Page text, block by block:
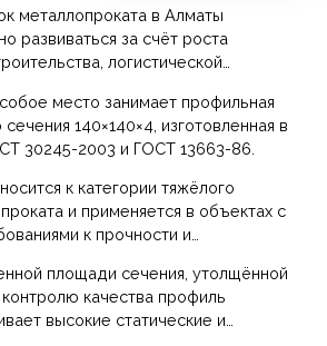
металлопроката в Алматы
развиваться за счёт роста
логистической
проектов. Возведение
ангаров, производственных
центров, терминалов и технических
применения материалов с
способностью, стабильной
сроком службы.
место занимает профильная
140×140×4, изготовленная в
30245-2003 и ГОСТ 13663-86.
к категории тяжёлого
и применяется в объектах с
к прочности и
инженерные бюро, девелоперы
на долгосрочную
сооружений.
площади сечения, утолщённой
качества профиль
высокие статические и